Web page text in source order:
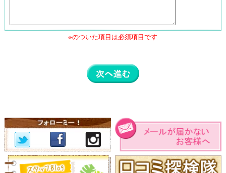
※のついた項目は必須項目です